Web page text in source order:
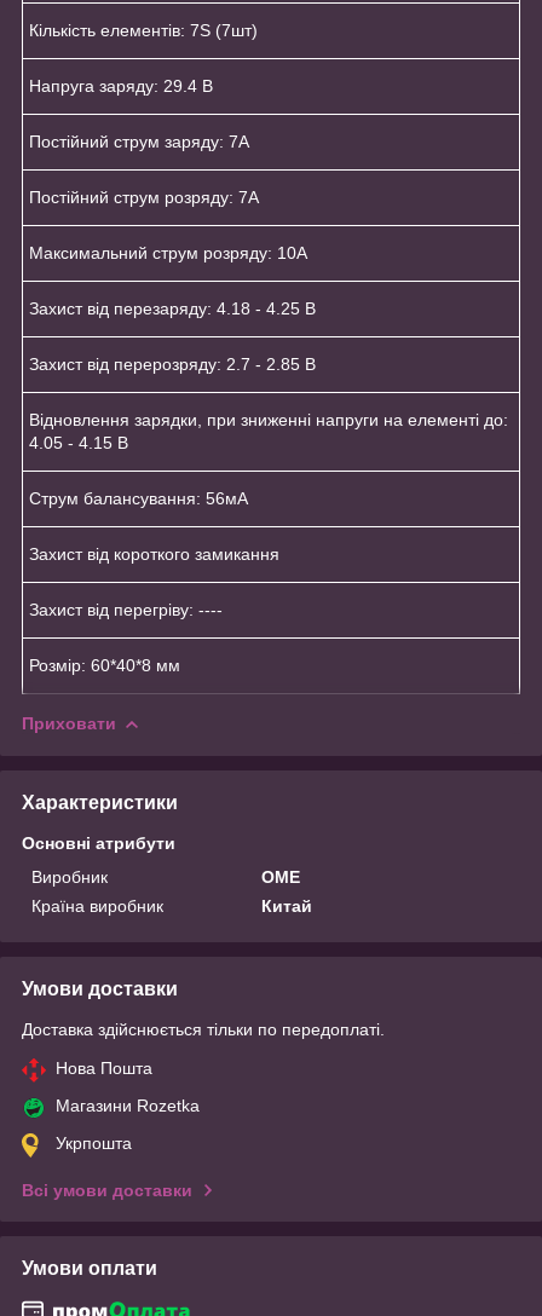
Кількість елементів: 7S (7шт)
Напруга заряду: 29.4 В
Постійний струм заряду: 7А
Постійний струм розряду: 7А
Максимальний струм розряду: 10A
Захист від перезаряду: 4.18 - 4.25 В
Захист від перерозряду: 2.7 - 2.85 В
Відновлення зарядки, при зниженні напруги на елементі до:
4.05 - 4.15 В
Струм балансування: 56мА
Захист від короткого замикання
Захист від перегріву: ----
Розмір: 60*40*8 мм
Приховати
Характеристики
Основні атрибути
Виробник
OME
Країна виробник
Китай
Умови доставки
Доставка здійснюється тільки по передоплаті.
Нова Пошта
Магазини Rozetka
Укрпошта
Всі умови доставки
Умови оплати